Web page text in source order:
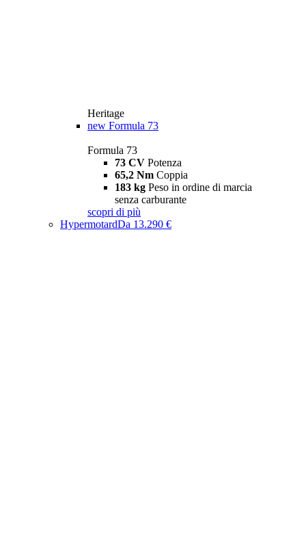
Heritage
new Formula 73
Formula 73
73 CV Potenza
65,2 Nm Coppia
183 kg Peso in ordine di marcia
senza carburante
scopri di più
HypermotardDa 13.290 €